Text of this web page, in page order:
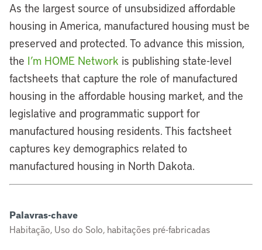
As the largest source of unsubsidized affordable
housing in America, manufactured housing must be
preserved and protected. To advance this mission,
the I’m HOME Network is publishing state-level
factsheets that capture the role of manufactured
housing in the affordable housing market, and the
legislative and programmatic support for
manufactured housing residents. This factsheet
captures key demographics related to
manufactured housing in North Dakota.
Palavras-chave
Habitação, Uso do Solo, habitações pré-fabricadas